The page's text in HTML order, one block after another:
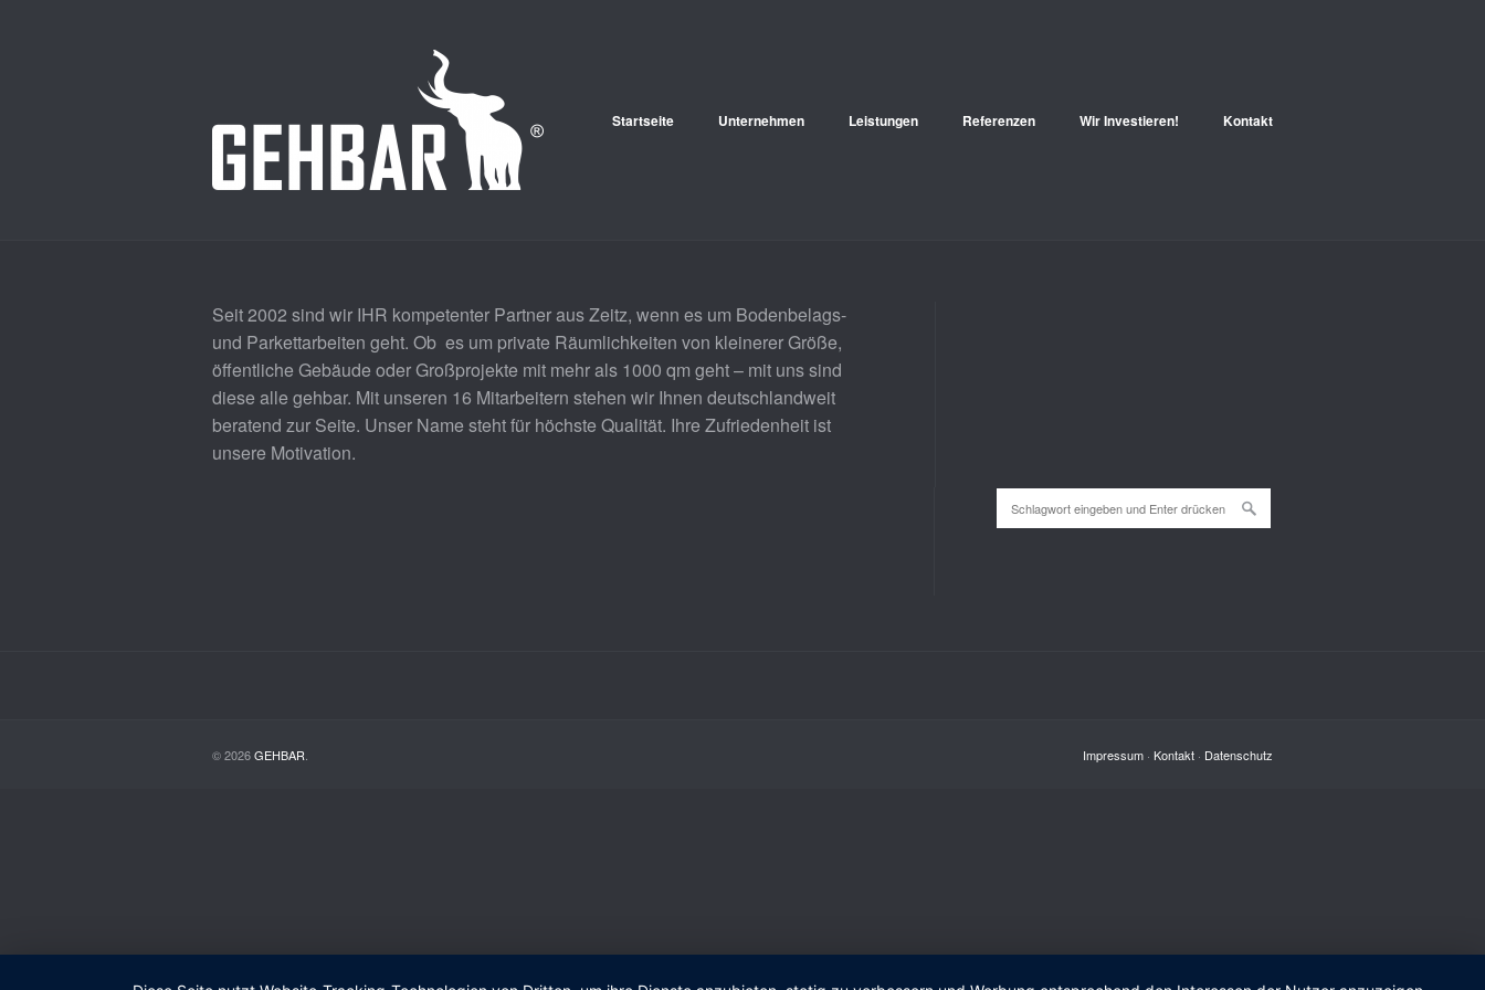
Startseite Unternehmen Leistungen Referenzen Wir Investieren! Kontakt
Seit 2002 sind wir IHR kompetenter Partner aus Zeitz, wenn es um Bodenbelags-
und Parkettarbeiten geht. Ob es um private Räumlichkeiten von kleinerer Größe,
öffentliche Gebäude oder Großprojekte mit mehr als 1000 qm geht – mit uns sind
diese alle gehbar. Mit unseren 16 Mitarbeitern stehen wir Ihnen deutschlandweit
beratend zur Seite. Unser Name steht für höchste Qualität. Ihre Zufriedenheit ist
unsere Motivation.
© 2026GEHBAR Impressum · Kontakt · Datenschutz